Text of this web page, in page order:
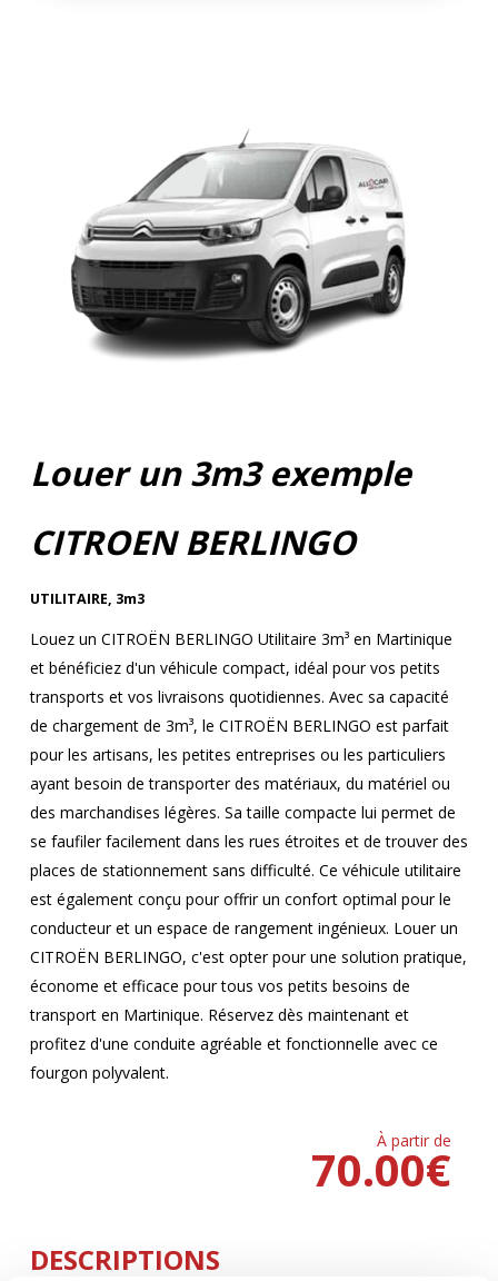
Louer un 3m3 exemple
CITROEN BERLINGO
UTILITAIRE, 3m3
Louez un CITROËN BERLINGO Utilitaire 3m³ en Martinique
et bénéficiez d'un véhicule compact, idéal pour vos petits
transports et vos livraisons quotidiennes. Avec sa capacité
de chargement de 3m³, le CITROËN BERLINGO est parfait
pour les artisans, les petites entreprises ou les particuliers
ayant besoin de transporter des matériaux, du matériel ou
des marchandises légères. Sa taille compacte lui permet de
se faufiler facilement dans les rues étroites et de trouver des
places de stationnement sans difficulté. Ce véhicule utilitaire
est également conçu pour offrir un confort optimal pour le
conducteur et un espace de rangement ingénieux. Louer un
CITROËN BERLINGO, c'est opter pour une solution pratique,
économe et efficace pour tous vos petits besoins de
transport en Martinique. Réservez dès maintenant et
profitez d'une conduite agréable et fonctionnelle avec ce
fourgon polyvalent.
À partir de
€
70.00
DESCRIPTIONS